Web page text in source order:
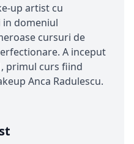
up artist cu
in domeniul
cursuri de
A inceput
primul curs fiind
Anca Radulescu.